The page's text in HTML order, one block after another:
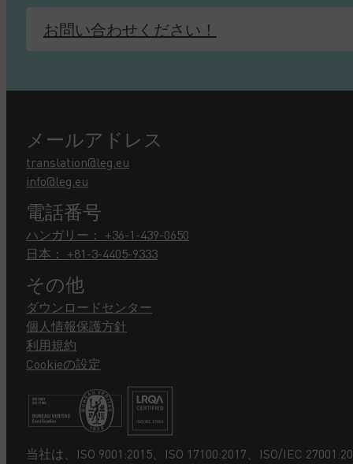
お問い合わせください！
メールアドレス
translation@leg.eu
info@leg.eu
電話番号
ハンガリー： +36-1-439-0650
日本： +81-3-4405-9333
その他
ダウンロードセンター
個人情報保護方針
利用規約
Cookieの設定
当社は、ISO 9001:2015、ISO 17100:2017、ISO/IEC